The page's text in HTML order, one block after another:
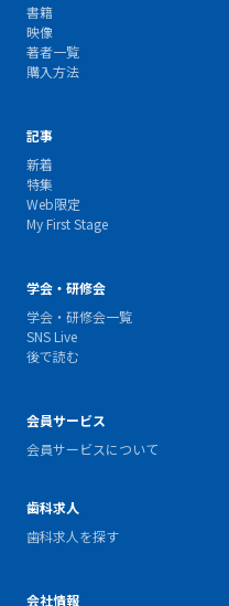
書籍
映像
著者一覧
購入方法
記事
新着
特集
Web限定
My First Stage
学会・研修会
学会・研修会一覧
SNS Live
後で読む
会員サービス
会員サービスについて
歯科求人
歯科求人を探す
会社情報